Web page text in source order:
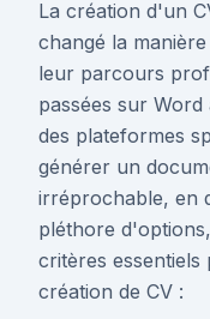
La création d'un
changé la
leur parcours
passées sur
des plateformes
générer un
irréprochable, en
pléthore
critères
création de CV :